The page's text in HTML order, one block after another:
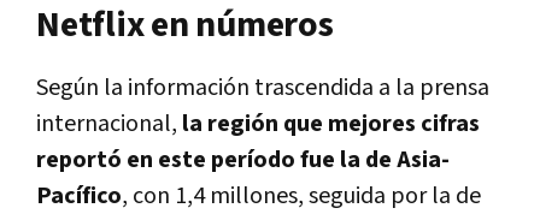
Netflix en números
Según la información trascendida a la prensa
internacional, la región que mejores cifras
reportó en este período fue la de Asia-
Pacífico, con 1,4 millones, seguida por la de